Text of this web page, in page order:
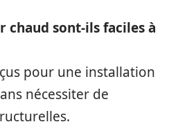
chaud sont-ils faciles à
pour une installation
nécessiter de